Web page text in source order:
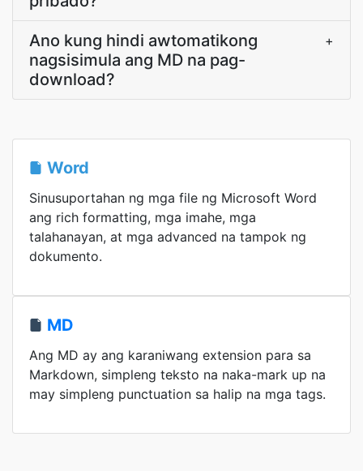
Ano kung hindi awtomatikong
nagsisimula ang MD na pag-
download?
+
Word
Sinusuportahan ng mga file ng Microsoft Word
ang rich formatting, mga imahe, mga
talahanayan, at mga advanced na tampok ng
dokumento.
MD
Ang MD ay ang karaniwang extension para sa
Markdown, simpleng teksto na naka-mark up na
may simpleng punctuation sa halip na mga tags.